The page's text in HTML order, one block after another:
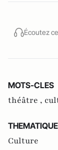
Écoutez
MOTS-CLES
théâtre ,
Culture